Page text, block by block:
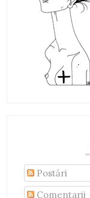
Postări
Comentarii